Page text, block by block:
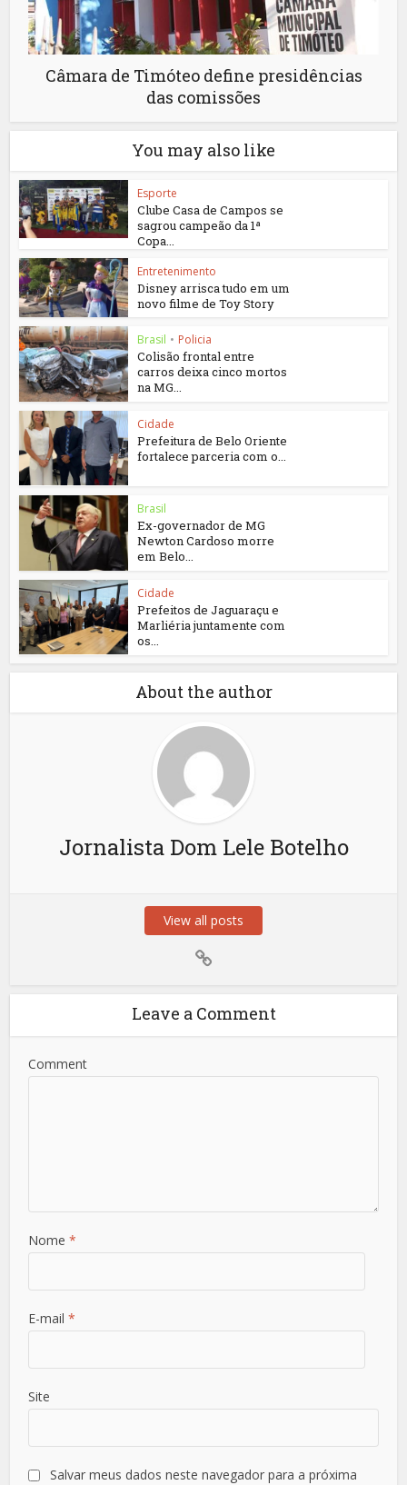
Câmara de Timóteo define presidências
das comissões
You may also like
Esporte
Clube Casa de Campos se
sagrou campeão da 1ª
Copa...
Entretenimento
Disney arrisca tudo em um
novo filme de Toy Story
Brasil • Policia
Colisão frontal entre
carros deixa cinco mortos
na MG...
Cidade
Prefeitura de Belo Oriente
fortalece parceria com o...
Brasil
Ex-governador de MG
Newton Cardoso morre
em Belo...
Cidade
Prefeitos de Jaguaraçu e
Marliéria juntamente com
os...
About the author
Jornalista Dom Lele Botelho
View all posts
Leave a Comment
Comment
Nome*
E-mail*
Site
Salvar meus dados neste navegador para a próxima